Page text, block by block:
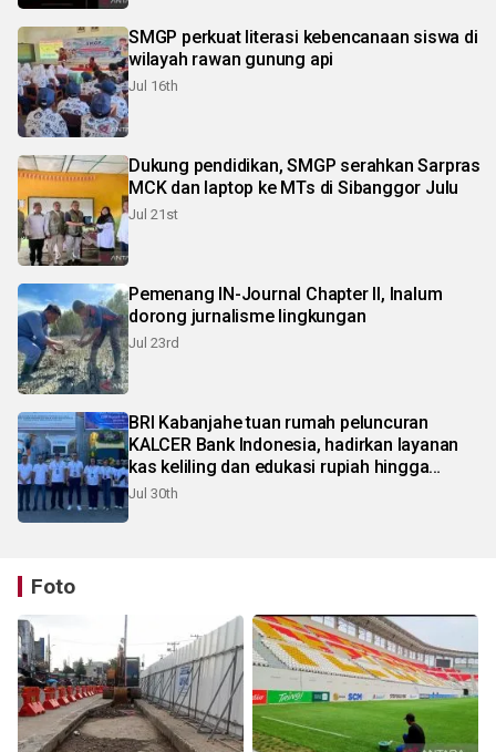
SMGP perkuat literasi kebencanaan siswa di
wilayah rawan gunung api
Jul 16th
Dukung pendidikan, SMGP serahkan Sarpras
MCK dan laptop ke MTs di Sibanggor Julu
Jul 21st
Pemenang IN-Journal Chapter II, Inalum
dorong jurnalisme lingkungan
Jul 23rd
BRI Kabanjahe tuan rumah peluncuran
KALCER Bank Indonesia, hadirkan layanan
kas keliling dan edukasi rupiah hingga
pelosok Karo
Jul 30th
Foto